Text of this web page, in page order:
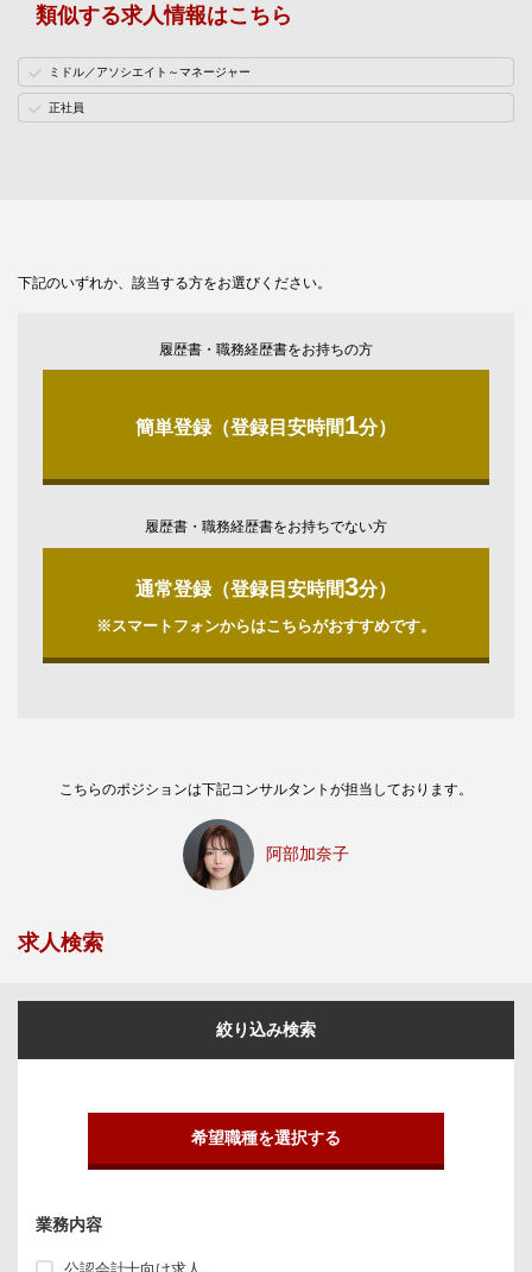
類似する求人情報はこちら
ミドル／アソシエイト～マネージャー
正社員
下記のいずれか、該当する方をお選びください。
履歴書・職務経歴書をお持ちの方
簡単登録（登録目安時間1分）
履歴書・職務経歴書をお持ちでない方
通常登録（登録目安時間3分）
※スマートフォンからはこちらがおすすめです。
こちらのポジションは下記コンサルタントが担当しております。
阿部加奈子
求人検索
絞り込み検索
希望職種を選択する
業務内容